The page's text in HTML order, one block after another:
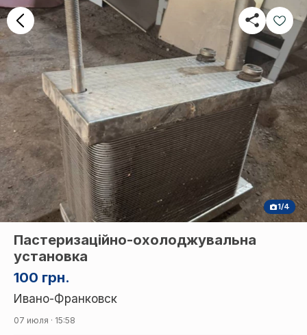
1/4
100 грн.
Пастеризаційно-охолоджувальна
установка
Ивано-Франковск
07 июля · 15:58